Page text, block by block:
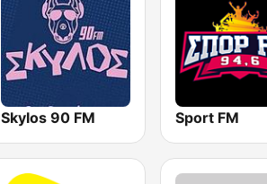
Skylos 90 FM Sport FM